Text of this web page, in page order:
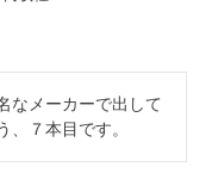
なメーカーで出して
７本目です。